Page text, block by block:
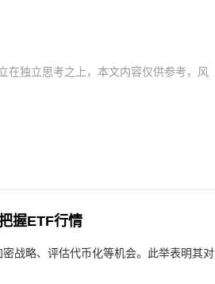
在独立思考之上，本文内容仅供参考，风
握ETF行情
战略、评估代币化等机会。此举表明其对